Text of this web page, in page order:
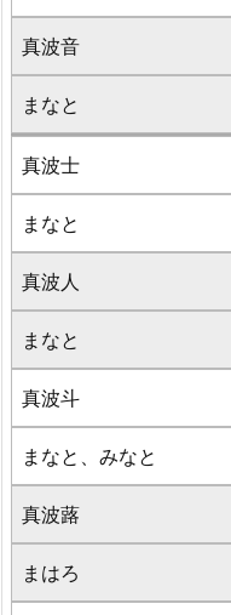
真波音
まなと
真波士
まなと
真波人
まなと
真波斗
まなと、みなと
真波蕗
まはろ